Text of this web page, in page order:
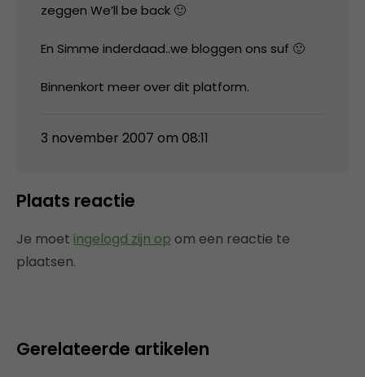
zeggen We’ll be back 🙂
En Simme inderdaad..we bloggen ons suf 🙂
Binnenkort meer over dit platform.
3 november 2007 om 08:11
Plaats reactie
Je moet ingelogd zijn op om een reactie te
plaatsen.
Gerelateerde artikelen